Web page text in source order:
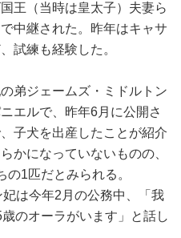
王（当時は皇太子）夫妻ら
中継された。昨年はキャサ
試練も経験した。
弟ジェームズ・ミドルトン
エルで、昨年6月に公開さ
子犬を出産したことが紹介
かになっていないものの、
1匹だとみられる。
は今年2月の公務中、「我
のオーラがいます」と話し